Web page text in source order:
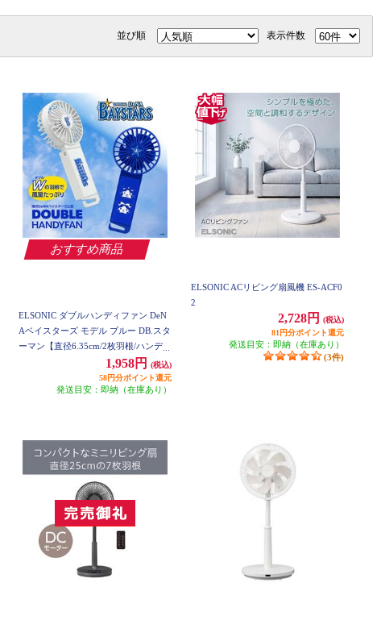
並び順 表示件数
おすすめ商品
ELSONIC ダブルハンディファン DeN
Aベイスターズ モデル ブルー DB.スタ
ーマン【直径6.35cm/2枚羽根/ハンディ
ファン/折りたたみ式/風量3段階】 EZ-
1,958円
(税込)
58円分ポイント還元
発送目安：即納（在庫あり）
ELSONIC ACリビング扇風機 ES-ACF0
2
2,728円
(税込)
81円分ポイント還元
発送目安：即納（在庫あり）
(3件)